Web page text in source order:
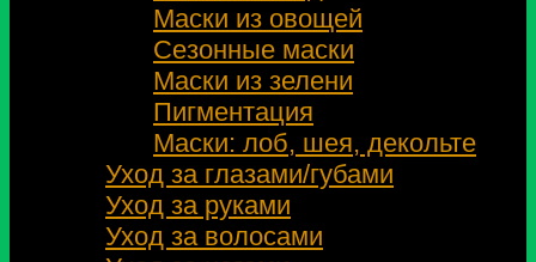
Маски из овощей
Сезонные маски
Маски из зелени
Пигментация
Маски: лоб, шея, декольте
Уход за глазами/губами
Уход за руками
Уход за волосами